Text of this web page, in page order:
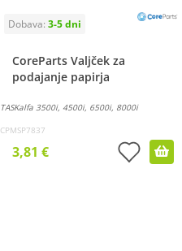
CoreParts Valjček za
podajanje papirja
TASKalfa 3500i, 4500i, 6500i, 8000i
CPMSP7837
3,81 €